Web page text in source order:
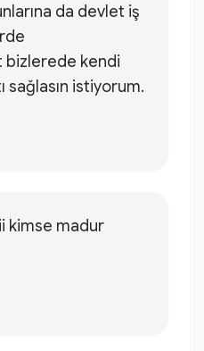
da devlet iş
bizlerede kendi
sağlasın istiyorum.
kimse madur